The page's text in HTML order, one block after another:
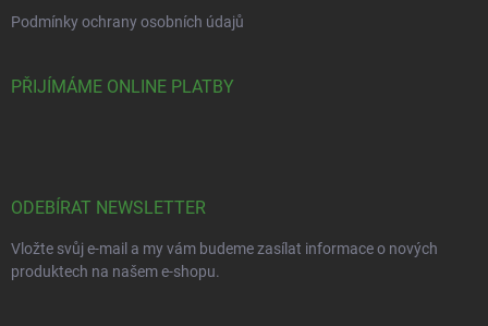
Podmínky ochrany osobních údajů
PŘIJÍMÁME ONLINE PLATBY
ODEBÍRAT NEWSLETTER
Vložte svůj e-mail a my vám budeme zasílat informace o nových
produktech na našem e-shopu.